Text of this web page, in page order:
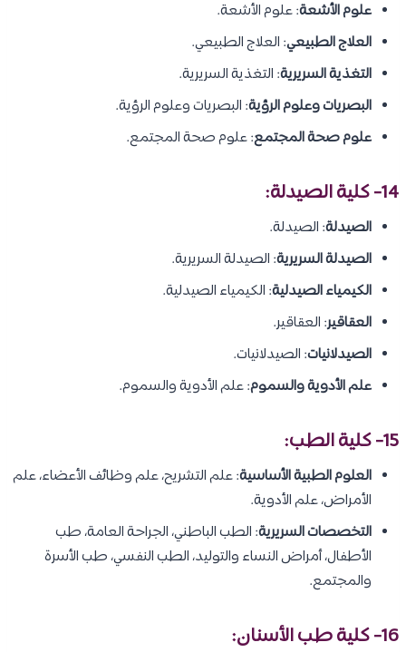
علوم الأشعة: علوم الأشعة.
العلاج الطبيعي: العلاج الطبيعي.
التغذية السريرية: التغذية السريرية.
البصريات وعلوم الرؤية: البصريات وعلوم الرؤية.
علوم صحة المجتمع: علوم صحة المجتمع.
14- كلية الصيدلة:
الصيدلة: الصيدلة.
الصيدلة السريرية: الصيدلة السريرية.
الكيمياء الصيدلية: الكيمياء الصيدلية.
العقاقير: العقاقير.
الصيدلانيات: الصيدلانيات.
علم الأدوية والسموم: علم الأدوية والسموم.
15- كلية الطب:
العلوم الطبية الأساسية: علم التشريح، علم وظائف الأعضاء، علم
الأمراض، علم الأدوية.
التخصصات السريرية: الطب الباطني، الجراحة العامة، طب
الأطفال، أمراض النساء والتوليد، الطب النفسي، طب الأسرة
والمجتمع.
16- كلية طب الأسنان: